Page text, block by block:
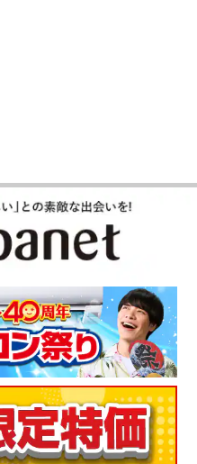
意する必要がない。とても
すい
この商品を見つけ購入。こ
クトで使いやすいです。
（
滋賀県60代
かくなり快適
。ジワーと暖かくなり、エ
快適に過ごせる。
（山口県60代T.T様）
感じる